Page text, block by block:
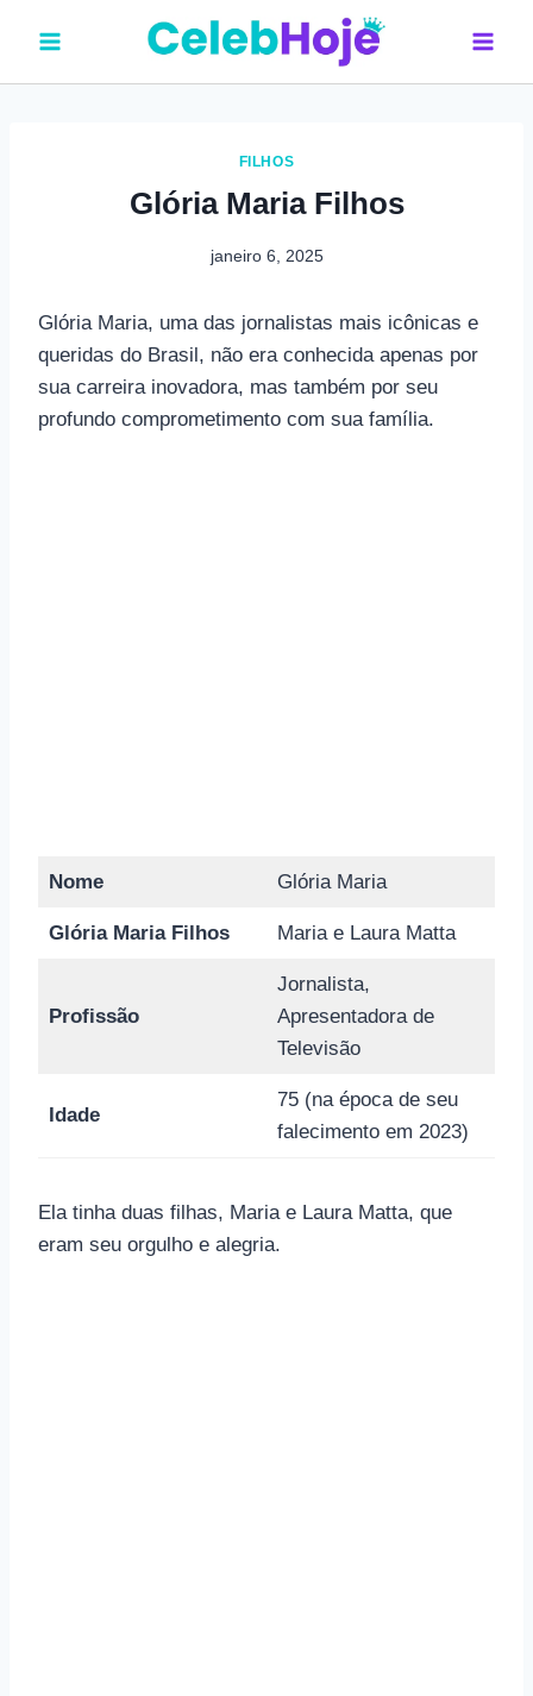
o
FILHOS
Glória Maria Filhos
janeiro 6, 2025
Glória Maria, uma das jornalistas mais icônicas e
queridas do Brasil, não era conhecida apenas por
sua carreira inovadora, mas também por seu
profundo comprometimento com sua família.
Nome Glória Maria
Glória Maria Filhos Maria e Laura Matta
Profissão
Jornalista,
Apresentadora de
Televisão
Idade
75 (na época de seu
falecimento em 2023)
Ela tinha duas filhas, Maria e Laura Matta, que
eram seu orgulho e alegria.